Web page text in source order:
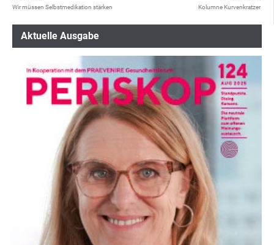
Wir müssen Selbstmedikation stärken Kolumne Kurvenkratzer
Aktuelle Ausgabe